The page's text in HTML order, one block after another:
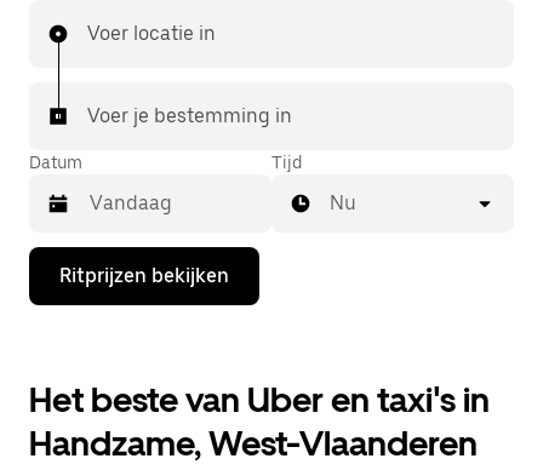
Voer locatie in
Voer je bestemming in
Datum
Druk
de
de
agenda
te
openen
Tijd
Nu
Ritprijzen bekijken
Het beste van Uber en taxi's in
Handzame, West-Vlaanderen